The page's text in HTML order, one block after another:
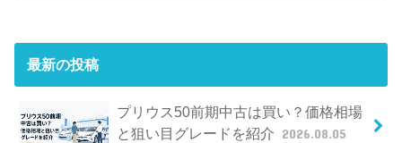
最新の投稿
プリウス50前期中古は買い？価格相場
と狙い目グレードを紹介 2026.08.05